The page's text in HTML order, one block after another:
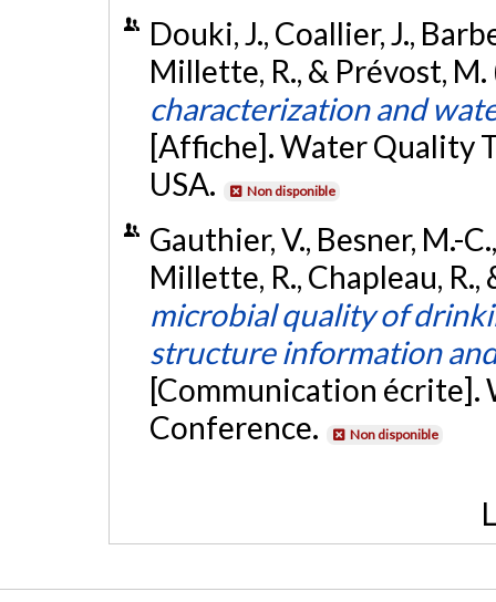
Douki, J., Coallier, J.,
Millette, R., & Prévost,
characterization and
[Affiche]. Water Quality
USA.
Non disponible
Gauthier, V., Besner, M.-
Millette, R., Chapleau,
microbial quality of
structure information
[Communication écrite].
Conference.
Non disponible